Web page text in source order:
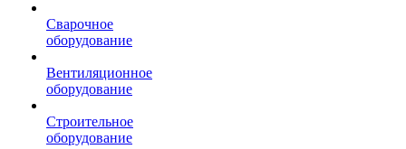
Сварочное
оборудование
Вентиляционное
оборудование
Строительное
оборудование